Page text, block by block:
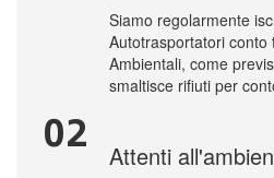
Siamo regolarmente
Autotrasportatori conto
Ambientali, come
smaltisce rifiuti per
02 Attenti